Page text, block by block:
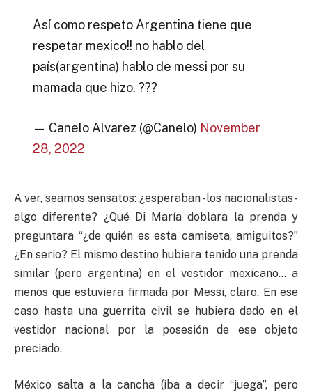
Así como respeto Argentina tiene que
respetar mexico!! no hablo del
país(argentina) hablo de messi por su
mamada que hizo. ???
— Canelo Alvarez (@Canelo) November
28, 2022
A ver, seamos sensatos: ¿esperaban -los nacionalistas-
algo diferente? ¿Qué Di María doblara la prenda y
preguntara “¿de quién es esta camiseta, amiguitos?”
¿En serio? El mismo destino hubiera tenido una prenda
similar (pero argentina) en el vestidor mexicano… a
menos que estuviera firmada por Messi, claro. En ese
caso hasta una guerrita civil se hubiera dado en el
vestidor nacional por la posesión de ese objeto
preciado.
México salta a la cancha (iba a decir “juega”, pero